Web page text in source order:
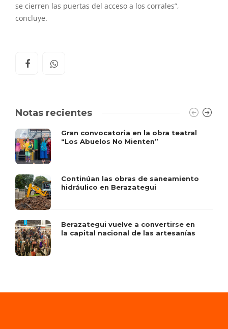
se cierren las puertas del acceso a los corrales”,
concluye.
Notas recientes
Gran convocatoria en la obra teatral
“Los Abuelos No Mienten”
Continúan las obras de saneamiento
hidráulico en Berazategui
Berazategui vuelve a convertirse en
la capital nacional de las artesanías